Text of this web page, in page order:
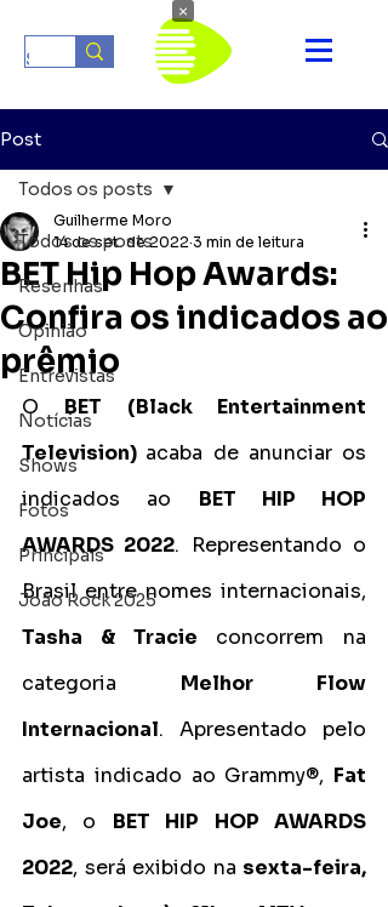
Post
Todos os posts
Resenhas
Opinião
Entrevistas
Notícias
Shows
Fotos
Principais
João Rock 2025
Todos os posts
BET Hip Hop Awards:
Confira os indicados ao
prêmio
Guilherme Moro
14 de set. de 2022 3 min de leitura
O BET (Black Entertainment
Television) acaba de anunciar os
indicados ao BET HIP HOP
AWARDS 2022. Representando o
Tasha & Tracie concorrem na
categoria Melhor Flow
Internacional. Apresentado pelo
artista indicado ao Grammy®, Fat
Joe, o BET HIP HOP AWARDS
2022, será exibido na sexta-feira,
×